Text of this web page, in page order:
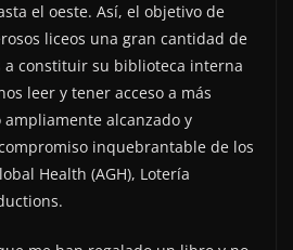
el oeste. Así, el objetivo de
liceos una gran cantidad de
a constituir su biblioteca interna
leer y tener acceso a más
alcanzado y
inquebrantable de los
Health (AGH), Lotería